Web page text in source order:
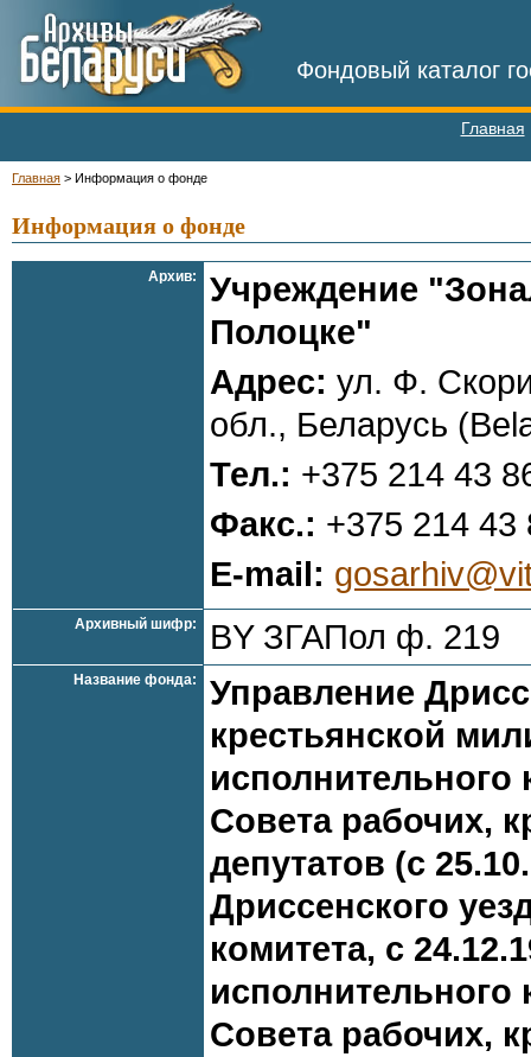
Фондовый каталог
Главная
Главная > Информация о фонде
Информация о фонде
Архив:
Учреждение
Полоцке"
Адрес: ул. Ф.
обл., Беларусь
Тел.: +375 214 43
Факс.: +375 214 43
E-mail:
Архивный шифр: BY ЗГАПол ф. 219
Название фонда:
Управление
крестьянской
исполнительного
Совета рабочих,
депутатов (с
Дриссенского
комитета, с
исполнительного
Совета рабочих,